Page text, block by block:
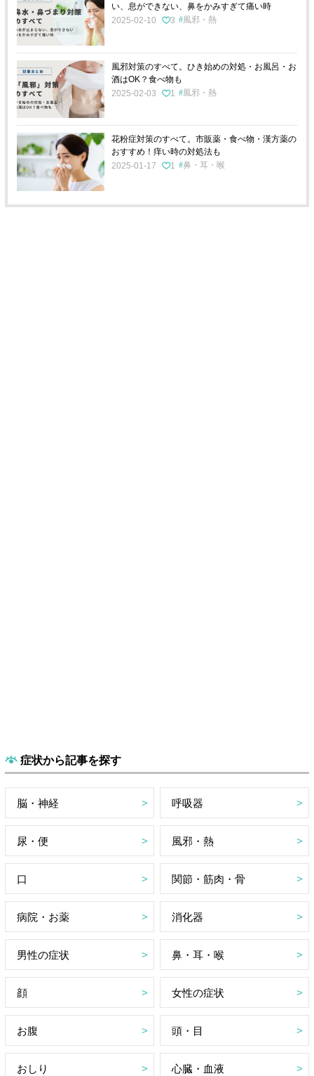
い、息ができない、鼻をかみすぎて痛い時
2025-02-10
3 風邪・熱
風邪対策のすべて。ひき始めの対処・お風呂・お
酒はOK？食べ物も
2025-02-03
1 風邪・熱
花粉症対策のすべて。市販薬・食べ物・漢方薬の
おすすめ！痒い時の対処法も
2025-01-17
1 鼻・耳・喉
症状から記事を探す
脳・神経 呼吸器
尿・便 風邪・熱
口 関節・筋肉・骨
病院・お薬 消化器
男性の症状 鼻・耳・喉
顔 女性の症状
お腹 頭・目
おしり 心臓・血液